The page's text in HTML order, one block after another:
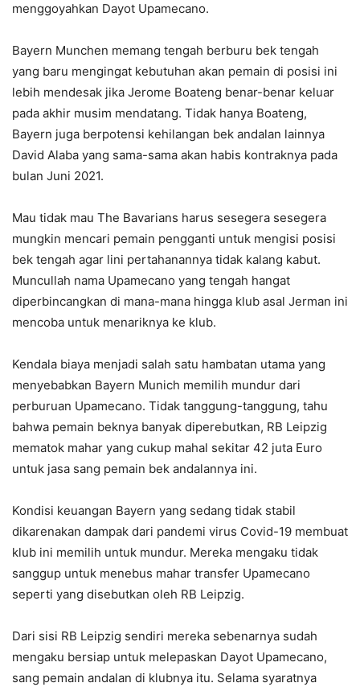
menggoyahkan Dayot Upamecano.
Bayern Munchen memang tengah berburu bek tengah
yang baru mengingat kebutuhan akan pemain di posisi ini
lebih mendesak jika Jerome Boateng benar-benar keluar
pada akhir musim mendatang. Tidak hanya Boateng,
Bayern juga berpotensi kehilangan bek andalan lainnya
David Alaba yang sama-sama akan habis kontraknya pada
bulan Juni 2021.
Mau tidak mau The Bavarians harus sesegera sesegera
mungkin mencari pemain pengganti untuk mengisi posisi
bek tengah agar lini pertahanannya tidak kalang kabut.
Muncullah nama Upamecano yang tengah hangat
diperbincangkan di mana-mana hingga klub asal Jerman ini
mencoba untuk menariknya ke klub.
Kendala biaya menjadi salah satu hambatan utama yang
menyebabkan Bayern Munich memilih mundur dari
perburuan Upamecano. Tidak tanggung-tanggung, tahu
bahwa pemain beknya banyak diperebutkan, RB Leipzig
mematok mahar yang cukup mahal sekitar 42 juta Euro
untuk jasa sang pemain bek andalannya ini.
Kondisi keuangan Bayern yang sedang tidak stabil
dikarenakan dampak dari pandemi virus Covid-19 membuat
klub ini memilih untuk mundur. Mereka mengaku tidak
sanggup untuk menebus mahar transfer Upamecano
seperti yang disebutkan oleh RB Leipzig.
Dari sisi RB Leipzig sendiri mereka sebenarnya sudah
mengaku bersiap untuk melepaskan Dayot Upamecano,
sang pemain andalan di klubnya itu. Selama syaratnya